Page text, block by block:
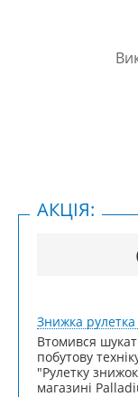
АКЦІЯ:
Знижка
Втомився
побутову
"Рулетку
магазині